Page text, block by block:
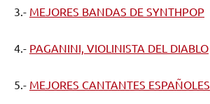
3.- MEJORES BANDAS DE SYNTHPOP
4.- PAGANINI, VIOLINISTA DEL DIABLO
5.- MEJORES CANTANTES ESPAÑOLES